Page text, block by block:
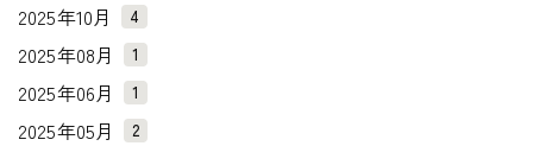
2025年10月 4
2025年08月 1
2025年06月 1
2025年05月 2